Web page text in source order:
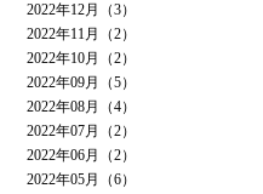
2022年12月（3）
2022年11月（2）
2022年10月（2）
2022年09月（5）
2022年08月（4）
2022年07月（2）
2022年06月（2）
2022年05月（6）